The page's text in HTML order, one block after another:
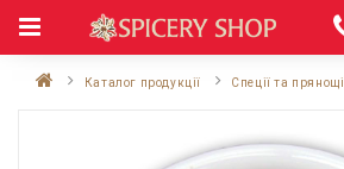
Каталог продукції Спеції та прянощі